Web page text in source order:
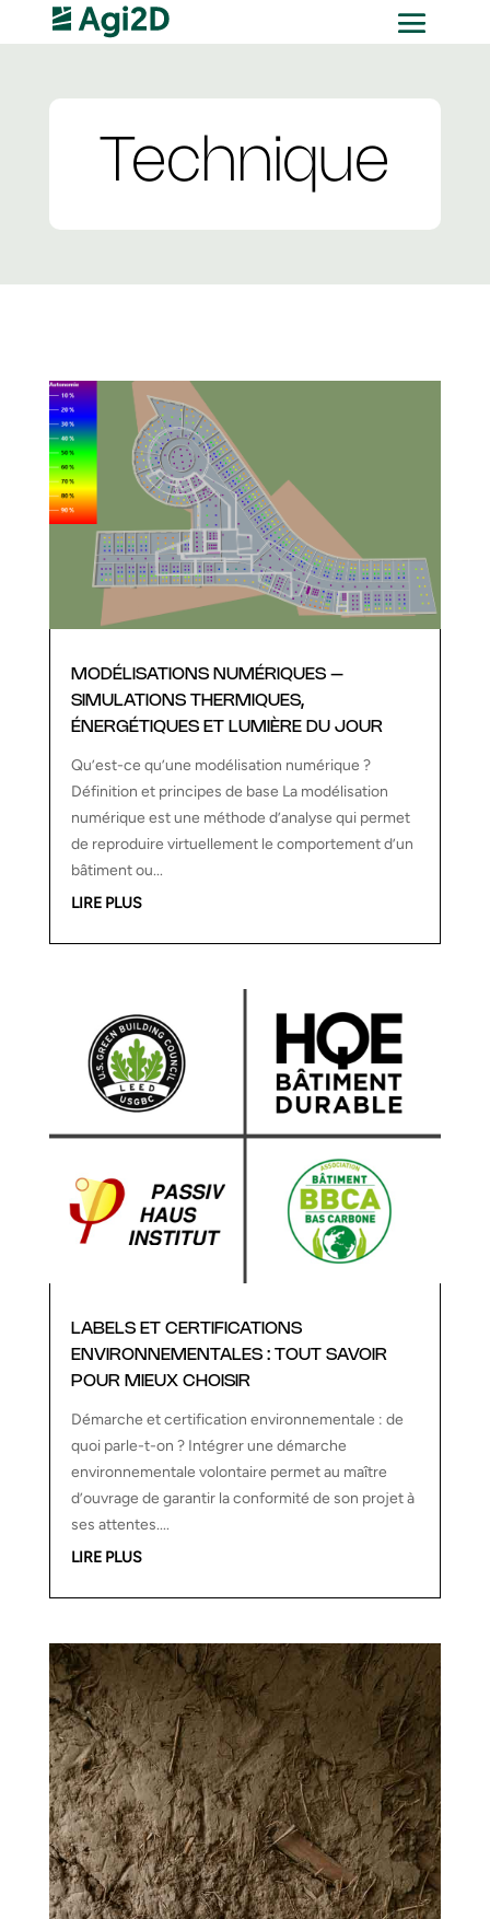
Technique
MODÉLISATIONS NUMÉRIQUES –
SIMULATIONS THERMIQUES,
ÉNERGÉTIQUES ET LUMIÈRE DU JOUR
Qu’est-ce qu’une modélisation numérique ?
Définition et principes de base La modélisation
numérique est une méthode d’analyse qui permet
de reproduire virtuellement le comportement d’un
bâtiment ou...
LIRE PLUS
LABELS ET CERTIFICATIONS
ENVIRONNEMENTALES : TOUT SAVOIR
POUR MIEUX CHOISIR
Démarche et certification environnementale : de
quoi parle-t-on ? Intégrer une démarche
environnementale volontaire permet au maître
d’ouvrage de garantir la conformité de son projet à
ses attentes....
LIRE PLUS